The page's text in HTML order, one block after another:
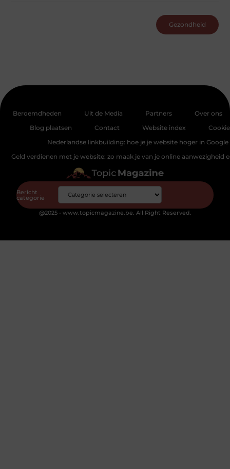
Gezondheid
Beroemdheden Uit de Media Partners
Over ons
Blog plaatsen
Contact Website index
Nederlandse linkbuilding: hoe je je website hoger in
Geld verdienen met je website: zo maak je van je online aanwezigheid
Bericht
categorie
@2025 - www.topicmagazine.be. All Right Reserved.